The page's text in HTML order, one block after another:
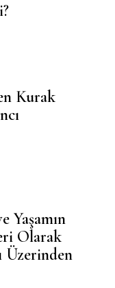
Kurak
Yaşamın
Olarak
Üzerinden